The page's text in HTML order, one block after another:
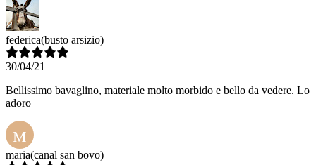
federica(busto arsizio)
30/04/21
Bellissimo bavaglino, materiale molto morbido e bello da vedere. Lo
adoro
M
maria(canal san bovo)